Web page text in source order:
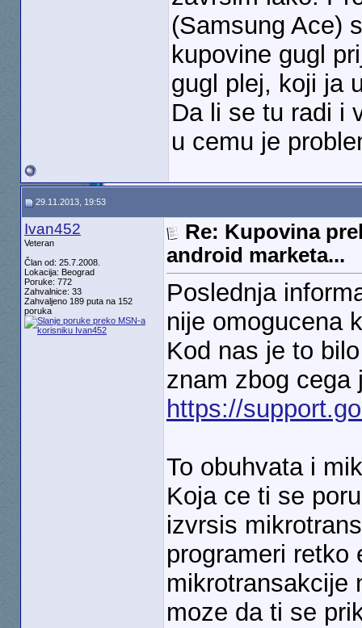
(Samsung Ace)
kupovine gugl
gugl plej, koji ja
Da li se tu radi i
u cemu je
29.11.2013, 19:53
Ivan452
Veteran
Član od: 25.7.2008.
Lokacija: Beograd
Poruke: 772
Zahvalnice: 33
Zahvaljeno 189 puta na 152
poruka
Re: Kupovina
android marketa...
Poslednja
nije omogucena
Kod nas je to
znam zbog cega
https://
To obuhvata i
Koja ce ti se
izvrsis
programeri retko
mikrotransakcije
moze da ti se